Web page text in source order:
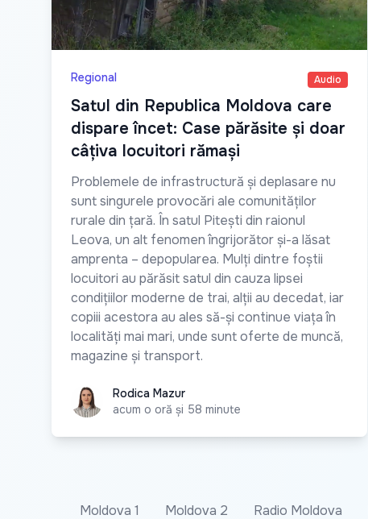
Regional Audio
Satul din Republica Moldova care
dispare încet: Case părăsite și doar
câțiva locuitori rămași
Problemele de infrastructură și deplasare nu
sunt singurele provocări ale comunităților
rurale din țară. În satul Pitești din raionul
Leova, un alt fenomen îngrijorător și-a lăsat
amprenta – depopularea. Mulți dintre foștii
locuitori au părăsit satul din cauza lipsei
condițiilor moderne de trai, alții au decedat, iar
copiii acestora au ales să-și continue viața în
localități mai mari, unde sunt oferte de muncă,
magazine și transport.
Rodica MazurRodica Mazur
acum o oră și 58 minute
Moldova 1 Moldova 2 Radio Moldova